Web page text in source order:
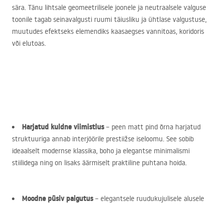
sära. Tänu lihtsale geomeetrilisele joonele ja neutraalsele valguse
toonile tagab seinavalgusti ruumi täiusliku ja ühtlase valgustuse,
muutudes efektseks elemendiks kaasaegses vannitoas, koridoris
või elutoas.
Harjatud kuldne viimistlus– peen matt pind õrna harjatud
struktuuriga annab interjöörile prestiižse iseloomu. See sobib
ideaalselt modernse klassika, boho ja elegantse minimalismi
stiilidega ning on lisaks äärmiselt praktiline puhtana hoida.
Moodne püsiv paigutus– elegantsele ruudukujulisele alusele